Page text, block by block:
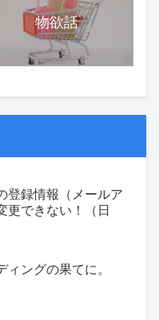
物欲話
登録情報（メールア
更できない！（日
ィングの果てに。